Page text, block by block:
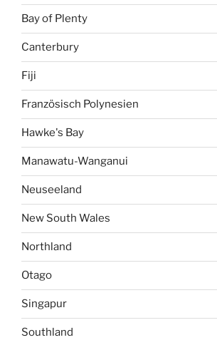
Bay of Plenty
Canterbury
Fiji
Französisch Polynesien
Hawke's Bay
Manawatu-Wanganui
Neuseeland
New South Wales
Northland
Otago
Singapur
Southland